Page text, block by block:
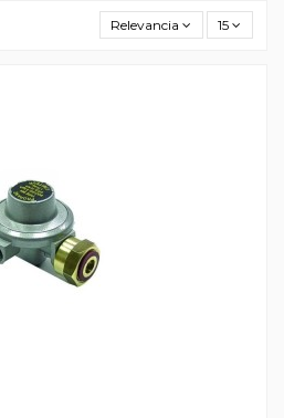
Relevancia 15